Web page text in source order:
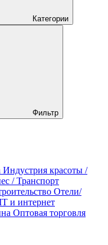
Категории
Фильтр
Индустрия красоты /
/ Транспорт
Отели/
и интернет
Оптовая торговля